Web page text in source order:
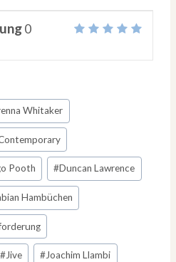
0
Whitaker
Pooth #Duncan Lawrence
Hambüchen
#Jive #Joachim Llambi